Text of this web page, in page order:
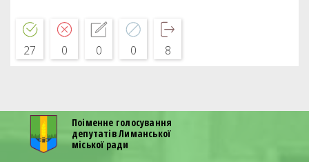
27 0 0 0 8
Поіменне голосування
депутатів Лиманської
міської ради